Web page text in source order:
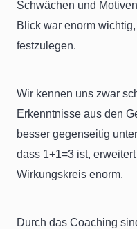
Schwächen und
Blick war enorm
festzulegen.
Wir kennen uns zwar
Erkenntnisse aus den
besser gegenseitig
dass 1+1=3 ist,
Wirkungskreis enorm.
Durch das Coaching